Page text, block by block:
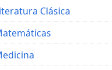
Clásica